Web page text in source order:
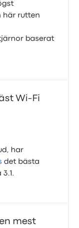
här rutten
baserat
Wi-Fi
har
det bästa
mest